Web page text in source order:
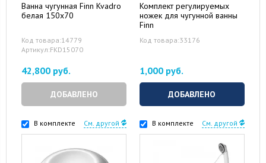
Ванна чугунная Finn Kvadro
белая 150x70
Код товара:14779
Артикул:FKD15070
42,800 руб.
ДОБАВЛЕНО
Комплект регулируемых
ножек для чугунной ванны
Finn
Код товара:33176
1,000 руб.
ДОБАВЛЕНО
В комплекте См. другой В комплекте См. другой